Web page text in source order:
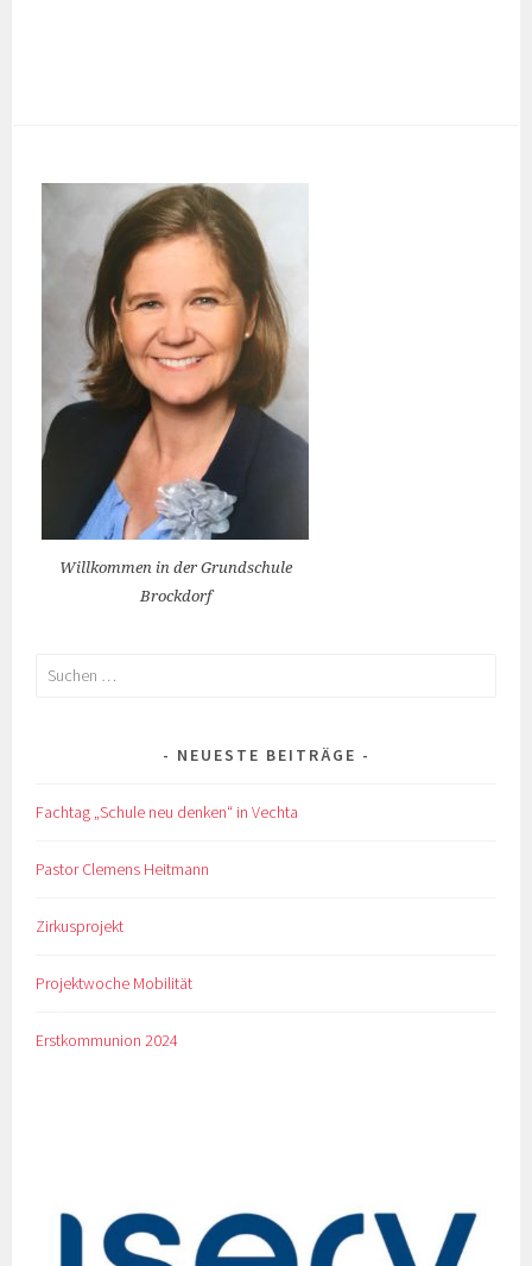
Willkommen in der Grundschule
Brockdorf
Suchen
NEUESTE BEITRÄGE
Fachtag „Schule neu denken“ in Vechta
Pastor Clemens Heitmann
Zirkusprojekt
Projektwoche Mobilität
Erstkommunion 2024